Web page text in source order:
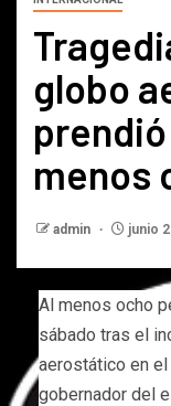
globo
menos
admin junio
Al menos ocho
sábado tras el
aerostático en
gobernador del